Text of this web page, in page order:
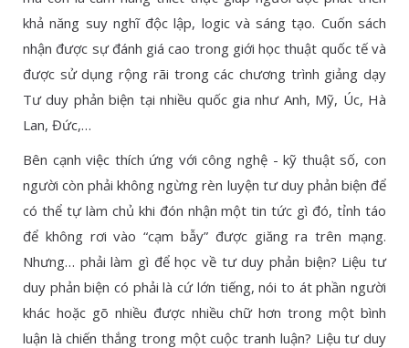
khả năng suy nghĩ độc lập, logic và sáng tạo. Cuốn sách
nhận được sự đánh giá cao trong giới học thuật quốc tế và
được sử dụng rộng rãi trong các chương trình giảng dạy
Tư duy phản biện tại nhiều quốc gia như Anh, Mỹ, Úc, Hà
Lan, Đức,…
Bên cạnh việc thích ứng với công nghệ - kỹ thuật số, con
người còn phải không ngừng rèn luyện tư duy phản biện để
có thể tự làm chủ khi đón nhận một tin tức gì đó, tỉnh táo
để không rơi vào “cạm bẫy” được giăng ra trên mạng.
Nhưng… phải làm gì để học về tư duy phản biện? Liệu tư
duy phản biện có phải là cứ lớn tiếng, nói to át phần người
khác hoặc gõ nhiều được nhiều chữ hơn trong một bình
luận là chiến thắng trong một cuộc tranh luận? Liệu tư duy